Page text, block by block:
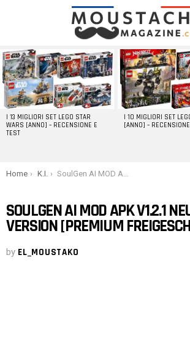
LATEST
STORIES
I 13 MIGLIORI SET LEGO STAR
WARS [ANNO] – RECENSIONE E
TEST
I 10 MIGLIORI SET
[ANNO] –
You are here:
Home K.I. SoulGen AI MOD APK v1.2.1 Neueste Version [Premium freigeschaltet]
SOULGEN AI MOD APK V1.2.1
VERSION [PREMIUM
by EL_MOUSTAKO